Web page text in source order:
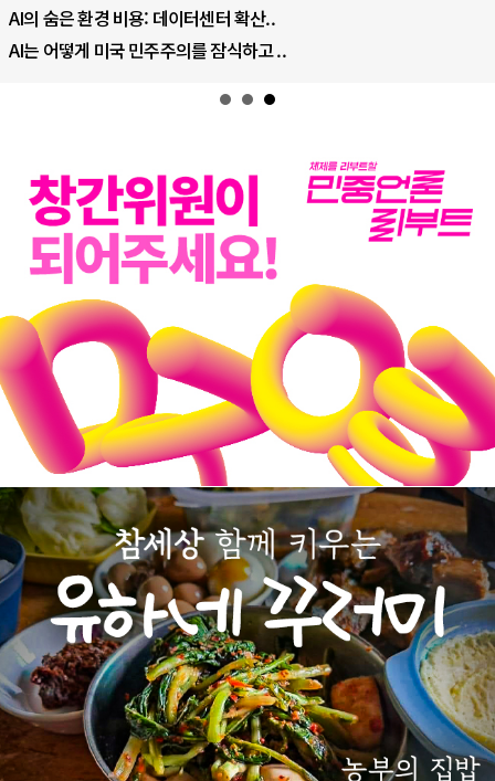
우크라이나, 덴마크, 에스토니아, 네덜란..
러·우크라, 대규모 공습 주고받아…민간 ..